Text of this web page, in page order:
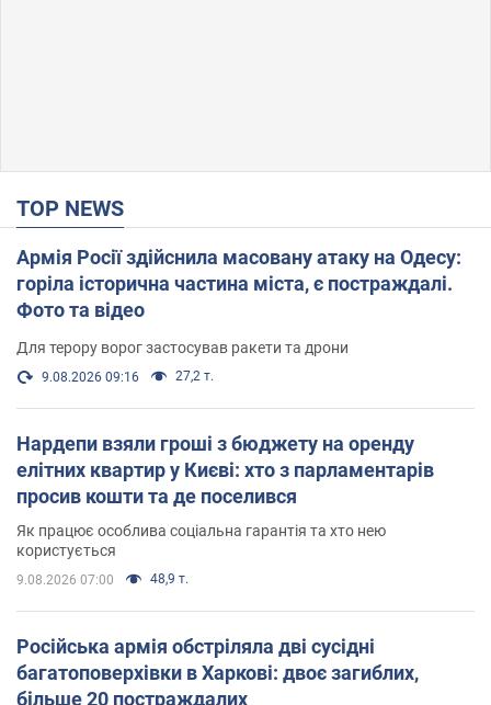
TOP NEWS
Армія Росії здійснила масовану атаку на Одесу:
горіла історична частина міста, є постраждалі.
Фото та відео
Для терору ворог застосував ракети та дрони
9.08.2026 09:16 27,2 т.
Нардепи взяли гроші з бюджету на оренду
елітних квартир у Києві: хто з парламентарів
просив кошти та де поселився
Як працює особлива соціальна гарантія та хто нею
користується
9.08.2026 07:00 48,9 т.
Російська армія обстріляла дві сусідні
багатоповерхівки в Харкові: двоє загиблих,
більше 20 постраждалих